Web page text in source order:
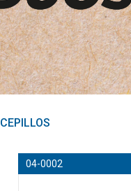
CEPILLOS
04-0002